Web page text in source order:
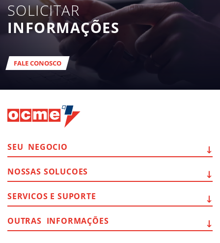
SOLICITAR
INFORMAÇÕES
FALE CONOSCO
SEU NEGOCIO
NOSSAS SOLUCOES
SERVICOS E SUPORTE
OUTRAS INFORMAÇÕES